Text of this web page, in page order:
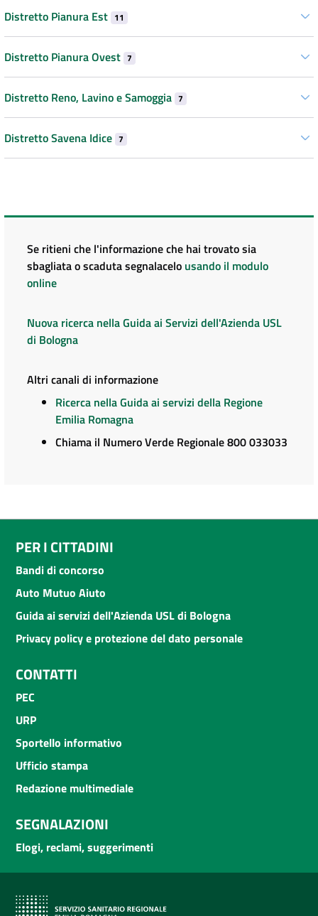
Distretto Pianura Est 11
Distretto Pianura Ovest 7
Distretto Reno, Lavino e Samoggia 7
Distretto Savena Idice 7
Se ritieni che l'informazione che hai trovato sia
sbagliata o scaduta segnalacelo usando il modulo
online
Nuova ricerca nella Guida ai Servizi dell'Azienda USL
di Bologna
Altri canali di informazione
Ricerca nella Guida ai servizi della Regione
Emilia Romagna
Chiama il Numero Verde Regionale 800 033033
PER I CITTADINI
Bandi di concorso
Auto Mutuo Aiuto
Guida ai servizi dell'Azienda USL di Bologna
Privacy policy e protezione del dato personale
CONTATTI
PEC
URP
Sportello informativo
Ufficio stampa
Redazione multimediale
SEGNALAZIONI
Elogi, reclami, suggerimenti